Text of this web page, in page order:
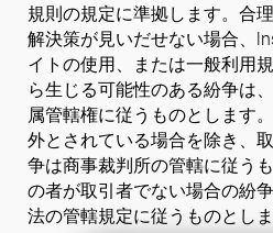
規則の規定に準拠します。合
解決策が見いだせない場合、
イトの使用、または一般利用
ら生じる可能性のある紛争は
属管轄権に従うものとします
外とされている場合を除き、
争は商事裁判所の管轄に従う
の者が取引者でない場合の紛
法の管轄規定に従うものとしま